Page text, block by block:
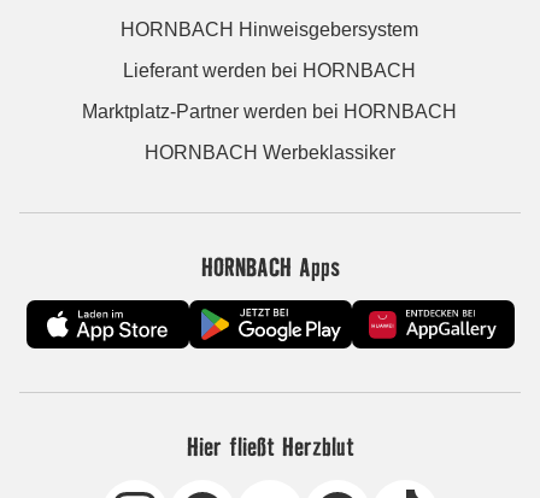
HORNBACH Hinweisgebersystem
Lieferant werden bei HORNBACH
Marktplatz-Partner werden bei HORNBACH
HORNBACH Werbeklassiker
HORNBACH Apps
Hier fließt Herzblut